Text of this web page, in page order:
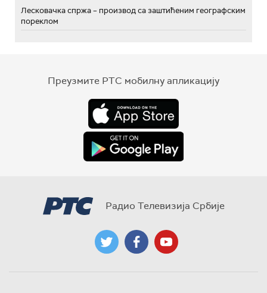
Лесковачка спржа – производ са заштићеним географским
пореклом
Преузмите РТС мобилну апликацију
Радио Телевизија Србије